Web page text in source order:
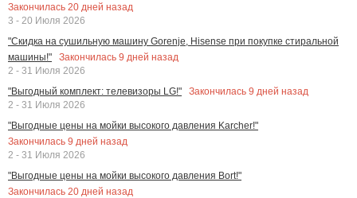
Закончилась 20 дней назад
3 - 20 Июля 2026
"Скидка на сушильную машину Gorenje, Hisense при покупке стиральной
машины!"
Закончилась 9 дней назад
2 - 31 Июля 2026
"Выгодный комплект: телевизоры LG!"
Закончилась 9 дней назад
2 - 31 Июля 2026
"Выгодные цены на мойки высокого давления Karcher!"
Закончилась 9 дней назад
2 - 31 Июля 2026
"Выгодные цены на мойки высокого давления Bort!"
Закончилась 20 дней назад